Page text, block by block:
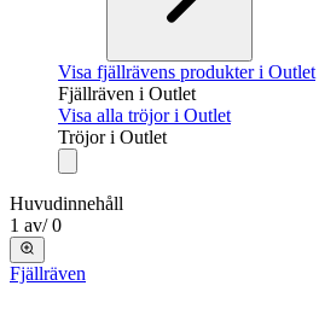
Visa fjällrävens produkter i Outlet
Fjällräven i Outlet
Visa alla tröjor i Outlet
Tröjor i Outlet
Huvudinnehåll
1 av/ 0
Fjällräven